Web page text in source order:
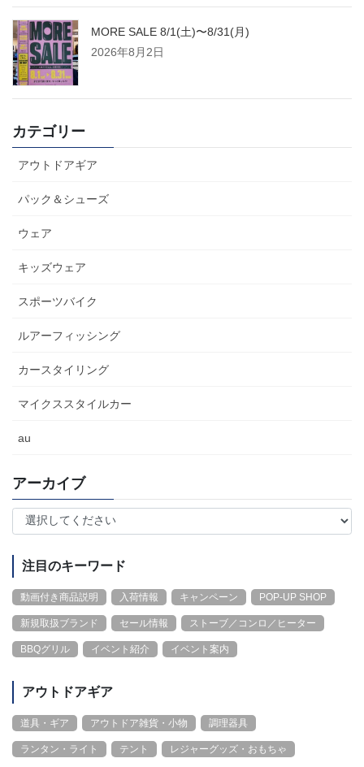
MORE SALE 8/1(土)〜8/31(月)
2026年8月2日
カテゴリー
アウトドアギア
パック＆シューズ
ウェア
キッズウェア
スポーツバイク
ルアーフィッシング
カースタイリング
マイクススタイルカー
au
アーカイブ
注目のキーワード
動画付き商品説明 入荷情報 キャンペーン POP-UP SHOP
新規取扱ブランド セール情報 ストーブ／コンロ／ヒーター
BBQグリル イベント紹介 イベント案内
アウトドアギア
道具・ギア アウトドア雑貨・小物 調理器具
ランタン・ライト テント レジャーグッズ・おもちゃ